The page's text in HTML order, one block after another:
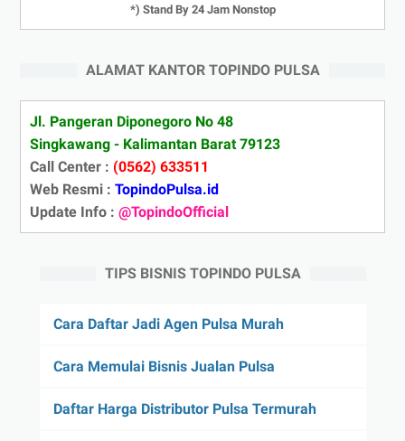
*) Stand By 24 Jam Nonstop
ALAMAT KANTOR TOPINDO PULSA
Jl. Pangeran Diponegoro No 48
Singkawang - Kalimantan Barat 79123
Call Center : (0562) 633511
Web Resmi : TopindoPulsa.id
Update Info : @TopindoOfficial
TIPS BISNIS TOPINDO PULSA
Cara Daftar Jadi Agen Pulsa Murah
Cara Memulai Bisnis Jualan Pulsa
Daftar Harga Distributor Pulsa Termurah